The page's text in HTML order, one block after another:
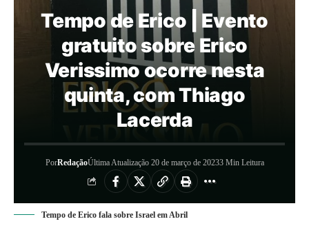
Tempo de Erico | Evento
gratuito sobre Erico
Verissimo ocorre nesta
quinta, com Thiago
Lacerda
PorRedaçãoÚltima Atualização 20 de março de 20233 Min Leitura
Tempo de Erico fala sobre Israel em Abril